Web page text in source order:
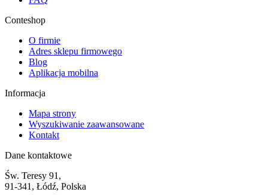
Conteshop
O firmie
Adres sklepu firmowego
Blog
Aplikacja mobilna
Informacja
Mapa strony
Wyszukiwanie zaawansowane
Kontakt
Dane kontaktowe
Św. Teresy 91,
91-341, Łódź, Polska